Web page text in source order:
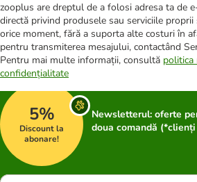
zooplus are dreptul de a folosi adresa ta de
directă privind produsele sau serviciile
orice moment, fără a suporta alte costuri în
pentru transmiterea mesajului, contactând
Pentru mai multe informații, consultă politica
confidențialitate
5%
Discount la
abonare!
Newsletterul: oferte
doua comandă